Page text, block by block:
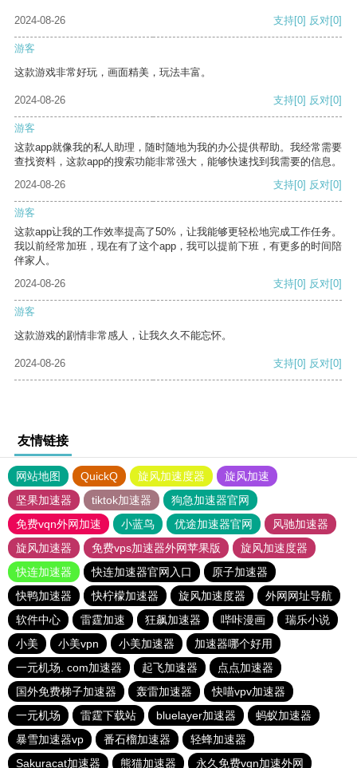
2024-08-26 支持[0] 反对[0]
游客
这款游戏非常好玩，画面精美，玩法丰富。
2024-08-26 支持[0] 反对[0]
游客
这款app就像我的私人助理，随时随地为我的办公提供帮助。我经常需要
查找资料，这款app的搜索功能非常强大，能够快速找到我需要的信息。
2024-08-26
支持[0] 反对[0]
游客
这款app让我的工作效率提高了50%，让我能够更轻松地完成工作任务。
我以前经常加班，现在有了这个app，我可以提前下班，有更多的时间陪
伴家人。
2024-08-26
支持[0] 反对[0]
游客
这款游戏的剧情非常感人，让我久久不能忘怀。
2024-08-26 支持[0] 反对[0]
友情链接
网站地图 QuickQ 旋风加速度器
旋风加速
坚果加速器
tiktok加速器
狗急加速器官网
免费vqn外网加速
小蓝鸟 优途加速器官网
风驰加速器
旋风加速器
免费vps加速器外网苹果版
旋风加速度器
快连加速器
快连加速器官网入口
原子加速器
快鸭加速器
快柠檬加速器 旋风加速度器
外网网址导航
软件中心
雷霆加速 狂飙加速器 哔咔漫画
瑞乐小说
小美
小美vpn 小美加速器
加速器哪个好用
一元机场. com加速器
起飞加速器
点点加速器
国外免费梯子加速器
轰雷加速器
快喵vpv加速器
一元机场
雷霆下载站 bluelayer加速器
蚂蚁加速器
暴雪加速器vp
番石榴加速器
轻蜂加速器
Sakuracat加速器
熊猫加速器 永久免费vqn加速外网